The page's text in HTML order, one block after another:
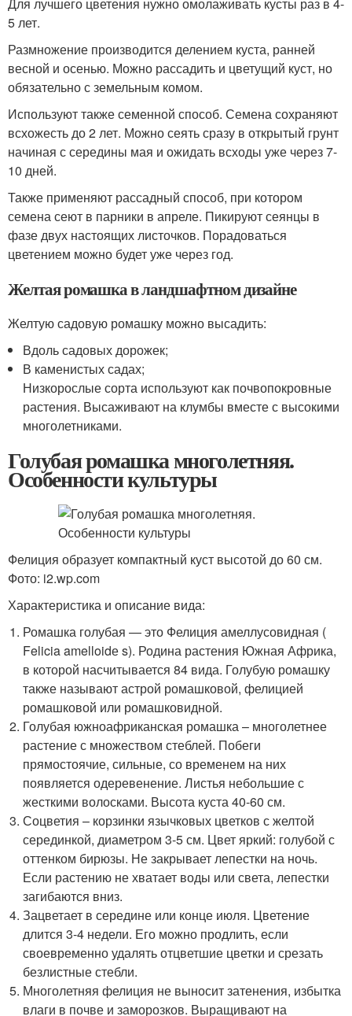
5 лет.
Размножение производится делением куста, ранней
весной и осенью. Можно рассадить и цветущий куст, но
обязательно с земельным комом.
Используют также семенной способ. Семена сохраняют
всхожесть до 2 лет. Можно сеять сразу в открытый грунт
начиная с середины мая и ожидать всходы уже через 7-
10 дней.
Также применяют рассадный способ, при котором
семена сеют в парники в апреле. Пикируют сеянцы в
фазе двух настоящих листочков. Порадоваться
цветением можно будет уже через год.
Желтая ромашка в ландшафтном дизайне
Желтую садовую ромашку можно высадить:
Вдоль садовых дорожек;
В каменистых садах;
Низкорослые сорта используют как почвопокровные
растения. Высаживают на клумбы вместе с высокими
многолетниками.
Голубая ромашка многолетняя.
Особенности культуры
Фелиция образует компактный куст высотой до 60 см.
Фото: i2.wp.com
Характеристика и описание вида:
Ромашка голубая — это Фелиция амеллусовидная (
Felicia amelloidе s). Родина растения Южная Африка,
в которой насчитывается 84 вида. Голубую ромашку
также называют астрой ромашковой, фелицией
ромашковой или ромашковидной.
Голубая южноафриканская ромашка – многолетнее
растение с множеством стеблей. Побеги
прямостоячие, сильные, со временем на них
появляется одеревенение. Листья небольшие с
жесткими волосками. Высота куста 40-60 см.
Соцветия – корзинки язычковых цветков с желтой
серединкой, диаметром 3-5 см. Цвет яркий: голубой с
оттенком бирюзы. Не закрывает лепестки на ночь.
Если растению не хватает воды или света, лепестки
загибаются вниз.
Зацветает в середине или конце июля. Цветение
длится 3-4 недели. Его можно продлить, если
своевременно удалять отцветшие цветки и срезать
безлистные стебли.
Многолетняя фелиция не выносит затенения, избытка
влаги в почве и заморозков. Выращивают на